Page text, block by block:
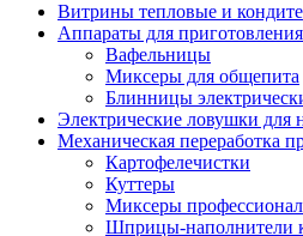
Витрины тепловые и
Аппараты для приготовления
Вафельницы
Миксеры для общепита
Блинницы
Электрические ловушки для
Механическая переработка
Картофелечистки
Куттеры
Миксеры
Шприцы-наполнители